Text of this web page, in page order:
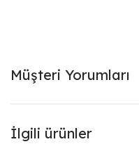
Müşteri Yorumları
İlgili ürünler